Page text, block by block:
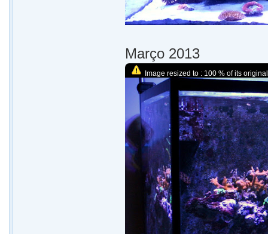
Março 2013
Image resized to : 100 % of its